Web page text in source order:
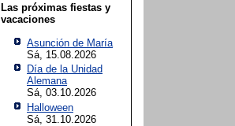
Las próximas fiestas y
vacaciones
Asunción de María
Sá, 15.08.2026
Día de la Unidad
Alemana
Sá, 03.10.2026
Halloween
Sá, 31.10.2026